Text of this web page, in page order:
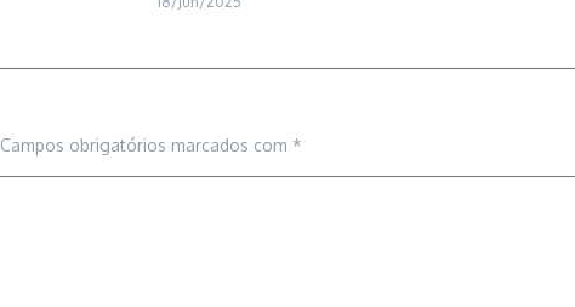
Campos obrigatórios marcados com *